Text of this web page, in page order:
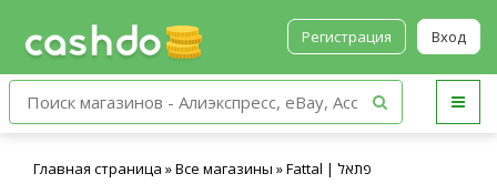
Регистрация Вход
Главная страница »Все магазины » Fattal | פתאל